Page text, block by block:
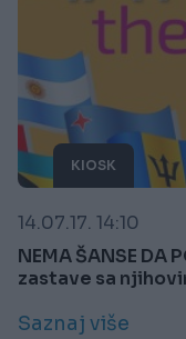
KIOSK
14.07.17. 14:10
NEMA ŠANSE DA
zastave sa
Saznaj više